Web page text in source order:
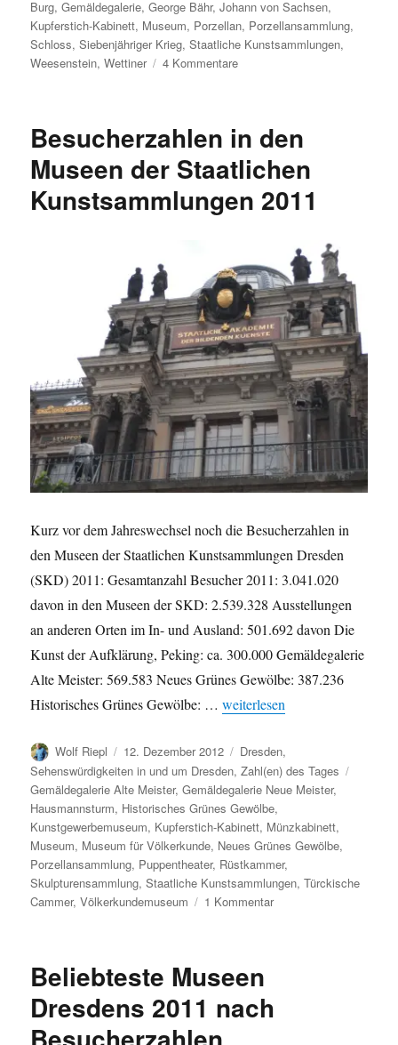
Burg,Gemäldegalerie,George Bähr,Johann von Sachsen,
Kupferstich-Kabinett, Museum, Porzellan, Porzellansammlung,
Schloss,Siebenjähriger Krieg,Staatliche Kunstsammlungen,
Weesenstein,Wettiner 4 Kommentarezu
Zahlen
Besucherzahlen in den
Museen der Staatlichen
Kunstsammlungen 2011
Kurz vor dem Jahreswechsel noch die Besucherzahlen in
den Museen der Staatlichen Kunstsammlungen Dresden
(SKD) 2011: Gesamtanzahl Besucher 2011: 3.041.020
davon in den Museen der SKD: 2.539.328 Ausstellungen
an anderen Orten im In- und Ausland: 501.692 davon Die
Kunst der Aufklärung, Peking: ca. 300.000 Gemäldegalerie
Alte Meister: 569.583 Neues Grünes Gewölbe: 387.236
Historisches Grünes Gewölbe: …„Besucherzahlen in den
weiterlesen
Autor
Wolf Riepl
Veröffentlicht
am
12. Dezember 2012 Kategorien
Dresden,
Sehenswürdigkeiten in und um Dresden,Zahl(en) des Tages
Gemäldegalerie Alte Meister,Gemäldegalerie Neue Meister,
Hausmannsturm, Historisches Grünes Gewölbe,
Kunstgewerbemuseum, Kupferstich-Kabinett, Münzkabinett,
Museum, Museum für Völkerkunde, Neues Grünes Gewölbe,
Porzellansammlung, Puppentheater, Rüstkammer,
Skulpturensammlung,Staatliche Kunstsammlungen,Türckische
Cammer,Völkerkundemuseum 1 Kommentarzu
Staatlichen
Beliebteste Museen
Dresdens 2011 nach